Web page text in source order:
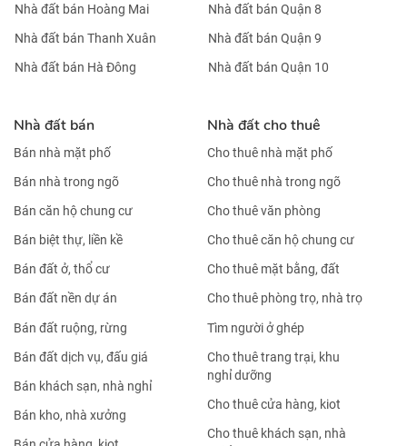
Nhà đất bán Hoàng Mai
Nhà đất bán Thanh Xuân
Nhà đất bán Hà Đông
Nhà đất bán Quận 8
Nhà đất bán Quận 9
Nhà đất bán Quận 10
Nhà đất bán
Bán nhà mặt phố
Bán nhà trong ngõ
Bán căn hộ chung cư
Bán biệt thự, liền kề
Bán đất ở, thổ cư
Bán đất nền dự án
Bán đất ruộng, rừng
Bán đất dịch vụ, đấu giá
Bán khách sạn, nhà nghỉ
Bán kho, nhà xưởng
Nhà đất cho thuê
Cho thuê nhà mặt phố
Cho thuê nhà trong ngõ
Cho thuê văn phòng
Cho thuê căn hộ chung cư
Cho thuê mặt bằng, đất
Cho thuê phòng trọ, nhà trọ
Tìm người ở ghép
Cho thuê trang trại, khu
nghỉ dưỡng
Cho thuê cửa hàng, kiot
Cho thuê khách sạn, nhà